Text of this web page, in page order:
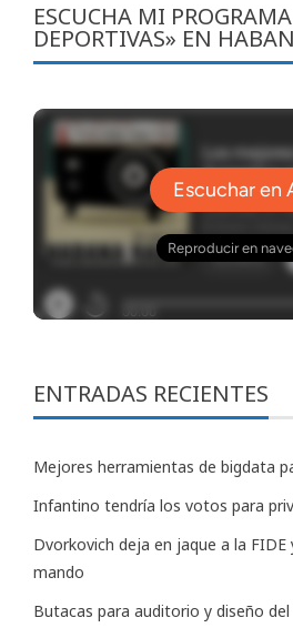
ESCUCHA MI
DEPORTIVAS» EN
ENTRADAS RECIENTES
Mejores herramientas de bigdata
Infantino tendría los votos para
Dvorkovich deja en jaque a la
mando
Butacas para auditorio y diseño del